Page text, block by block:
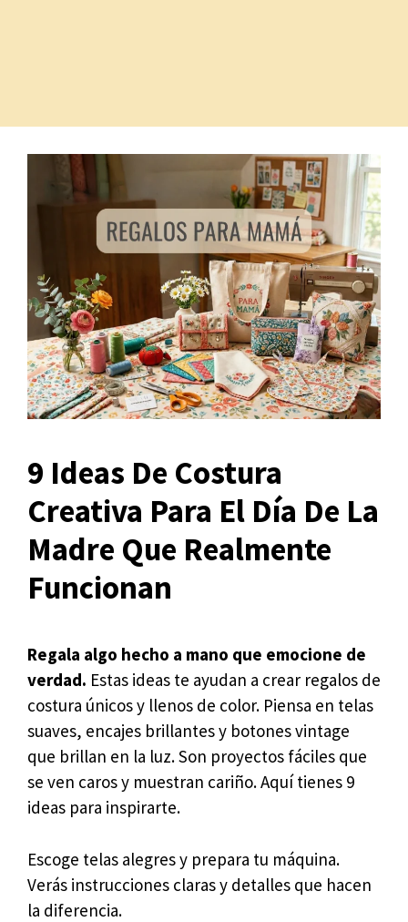
9 Ideas De Costura
Creativa Para El Día De La
Madre Que Realmente
Funcionan
Regala algo hecho a mano que emocione de
verdad. Estas ideas te ayudan a crear regalos de
costura únicos y llenos de color. Piensa en telas
suaves, encajes brillantes y botones vintage
que brillan en la luz. Son proyectos fáciles que
se ven caros y muestran cariño. Aquí tienes 9
ideas para inspirarte.
Escoge telas alegres y prepara tu máquina.
Verás instrucciones claras y detalles que hacen
la diferencia.